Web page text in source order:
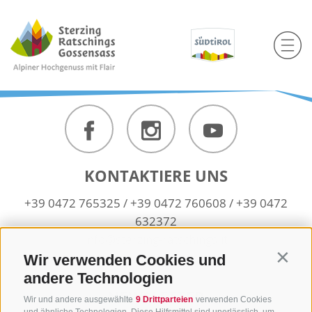
Wir verwenden Cookies und
andere Technologien
Wir und andere ausgewählte 9 Drittparteien verwenden Cookies
KONTAKTIERE UNS
+39 0472 765325 / +39 0472 760608 / +39 0472
632372
NEWSLETTER